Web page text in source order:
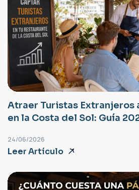
Atraer Turistas Extranjeros
en la Costa del Sol: Guía
24/06/2026
Leer Artículo